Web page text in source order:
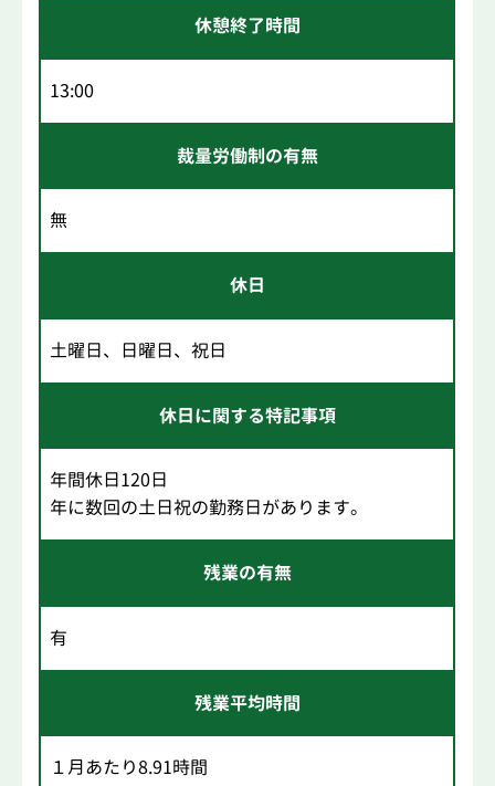
休憩終了時間
13:00
裁量労働制の有無
無
休日
土曜日、日曜日、祝日
休日に関する特記事項
年間休日120日
年に数回の土日祝の勤務日があります。
残業の有無
有
残業平均時間
１月あたり8.91時間